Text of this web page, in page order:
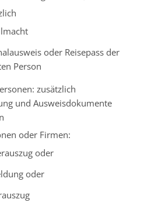
oder Reisepass der
Person
zusätzlich
und Ausweisdokumente
oder Firmen:
oder
oder